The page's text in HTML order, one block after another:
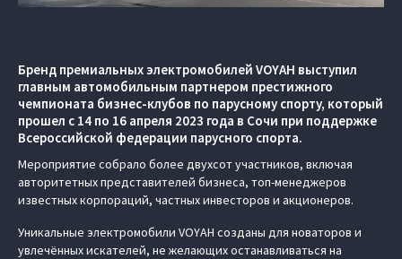
Бренд премиальных электромобилей VOYAH выступил
главным автомобильным партнером престижного
чемпионата бизнес-клубов по парусному спорту, который
прошел с 14 по 16 апреля 2023 года в Сочи при поддержке
Всероссийской федерации парусного спорта.
Мероприятие собрало более двухсот участников, включая
авторитетных представителей бизнеса, топ-менеджеров
известных корпораций, частных инвесторов и акционеров.
Уникальные электромобили VOYAH созданы для новаторов и
увлечённых искателей, не желающих останавливаться на